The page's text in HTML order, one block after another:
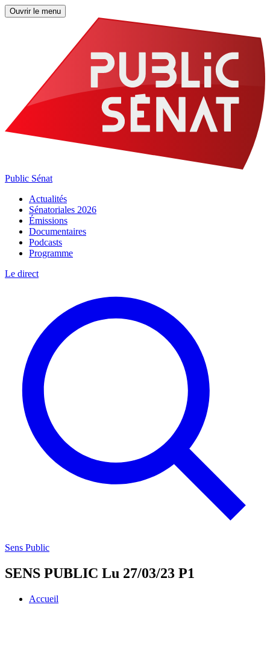
Ouvrir le menu
Public Sénat
Actualités
Sénatoriales 2026
Émissions
Documentaires
Podcasts
Programme
Le direct
Sens Public
SENS PUBLIC Lu 27/03/23 P1
Accueil